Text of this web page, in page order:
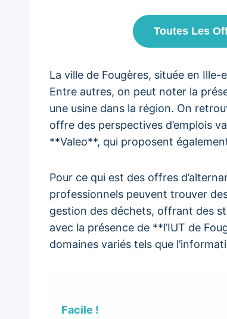
Toutes Les
La ville de Fougères, située en
Entre autres, on peut noter la
une usine dans la région. On
offre des perspectives d’emplois
**Valeo**, qui proposent
Pour ce qui est des offres
professionnels peuvent trouver
gestion des déchets, offrant des
avec la présence de **l’IUT de
domaines variés tels que
Facile !